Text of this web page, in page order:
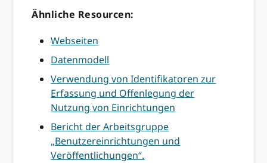
Ähnliche Resourcen:
Webseiten
Datenmodell
Verwendung von Identifikatoren zur
Erfassung und Offenlegung der
Nutzung von Einrichtungen
Bericht der Arbeitsgruppe
„Benutzereinrichtungen und
Veröffentlichungen“.